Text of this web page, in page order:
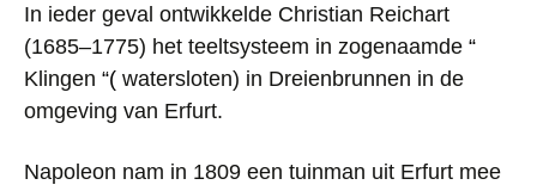
In ieder geval ontwikkelde Christian Reichart
(1685–1775) het teeltsysteem in zogenaamde “
Klingen “( watersloten) in Dreienbrunnen in de
omgeving van Erfurt.
Napoleon nam in 1809 een tuinman uit Erfurt mee